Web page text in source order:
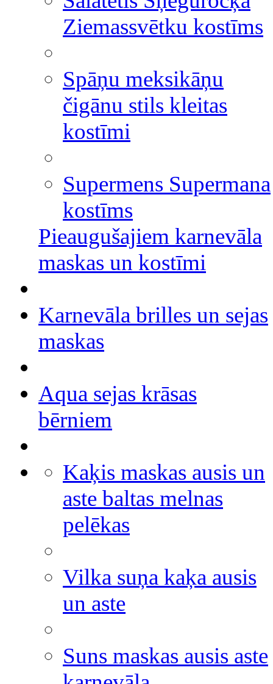
Ziemassvētku kostīms
Spāņu meksikāņu
čigānu stils kleitas
kostīmi
Supermens Supermana
kostīms
Pieaugušajiem karnevāla
maskas un kostīmi
Karnevāla brilles un sejas
maskas
Aqua sejas krāsas
bērniem
Kaķis maskas ausis un
aste baltas melnas
pelēkas
Vilka suņa kaķa ausis
un aste
Suns maskas ausis aste